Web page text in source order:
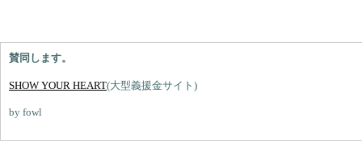
賛同します。
SHOW YOUR HEART(大型義援金サイト)
by fowl